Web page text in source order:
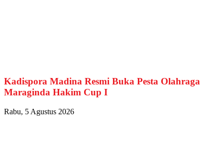
Kadispora Madina Resmi Buka Pesta Olahraga
Maraginda Hakim Cup I
Rabu, 5 Agustus 2026